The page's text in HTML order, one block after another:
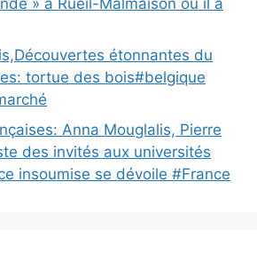
étonnantes du
tortue des bois#belgique
Anna Mouglalis, Pierre
des invités aux universités
insoumise se dévoile #France